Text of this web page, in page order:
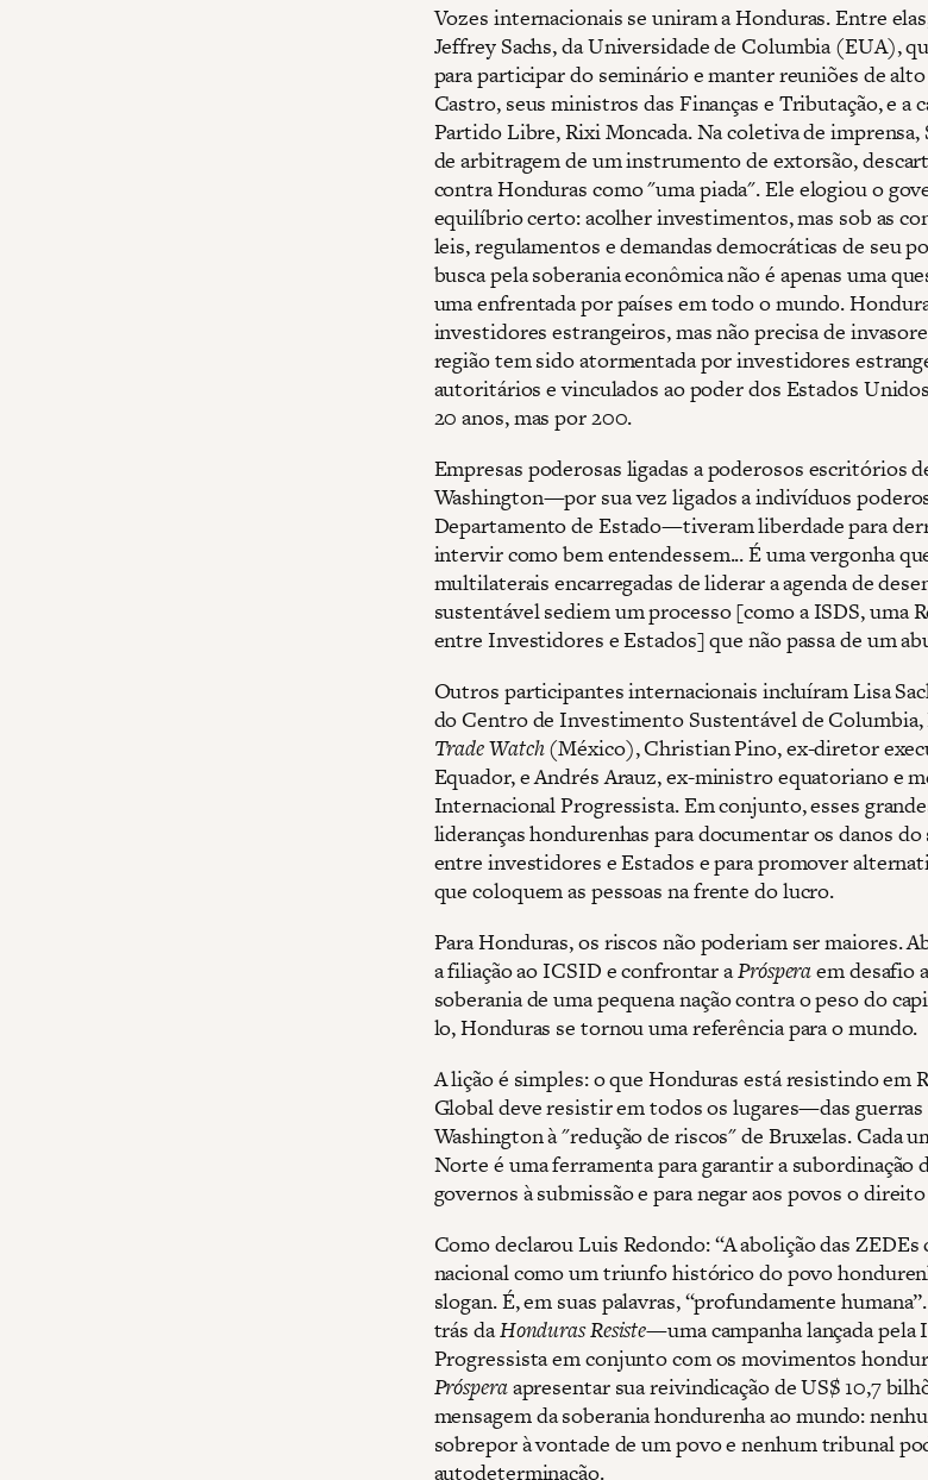
Vozes internacionais se uniram a Honduras. Entre
Jeffrey Sachs, da Universidade de Columbia (EUA),
para participar do seminário e manter reuniões de
Castro, seus ministros das Finanças e Tributação, e a
Partido Libre, Rixi Moncada. Na coletiva de imprensa,
de arbitragem de um instrumento de extorsão,
contra Honduras como "uma piada". Ele elogiou o
equilíbrio certo: acolher investimentos, mas sob as
leis, regulamentos e demandas democráticas de seu
busca pela soberania econômica não é apenas uma
uma enfrentada por países em todo o mundo.
investidores estrangeiros, mas não precisa de
região tem sido atormentada por investidores
autoritários e vinculados ao poder dos Estados
20 anos, mas por 200.
Empresas poderosas ligadas a poderosos escritórios
Washington—por sua vez ligados a indivíduos
Departamento de Estado—tiveram liberdade para
intervir como bem entendessem... É uma vergonha
multilaterais encarregadas de liderar a agenda de
sustentável sediem um processo [como a ISDS, uma
entre Investidores e Estados] que não passa de um
Outros participantes internacionais incluíram Lisa
do Centro de Investimento Sustentável de
Trade Watch(México), Christian Pino, ex-diretor
Equador, e Andrés Arauz, ex-ministro equatoriano e
Internacional Progressista. Em conjunto, esses
lideranças hondurenhas para documentar os danos
entre investidores e Estados e para promover
que coloquem as pessoas na frente do lucro.
Para Honduras, os riscos não poderiam ser maiores.
a filiação ao ICSID e confrontar aPrósperaem desafio
soberania de uma pequena nação contra o peso do
lo, Honduras se tornou uma referência para o mundo.
A lição é simples: o que Honduras está resistindo em
Global deve resistir em todos os lugares—das
Washington à "redução de riscos" de Bruxelas. Cada
Norte é uma ferramenta para garantir a subordinação
governos à submissão e para negar aos povos o
Como declarou Luis Redondo: “A abolição das
nacional como um triunfo histórico do povo
slogan. É, em suas palavras, “profundamente
trás daHonduras Resiste—uma campanha lançada pela
Progressista em conjunto com os movimentos
Prósperaapresentar sua reivindicação de US$ 10,7
mensagem da soberania hondurenha ao mundo:
sobrepor à vontade de um povo e nenhum tribunal
autodeterminação.